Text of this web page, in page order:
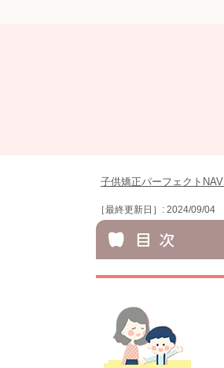
子供矯正パーフェクトNAVI
［最終更新日］: 2024/09/04
目 次